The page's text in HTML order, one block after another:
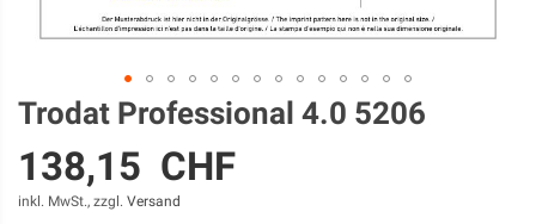
Zum
Anfang
der
Bildgalerie
springen
Trodat Professional 4.0 5206
138,15 CHF
inkl. MwSt., zzgl. Versand